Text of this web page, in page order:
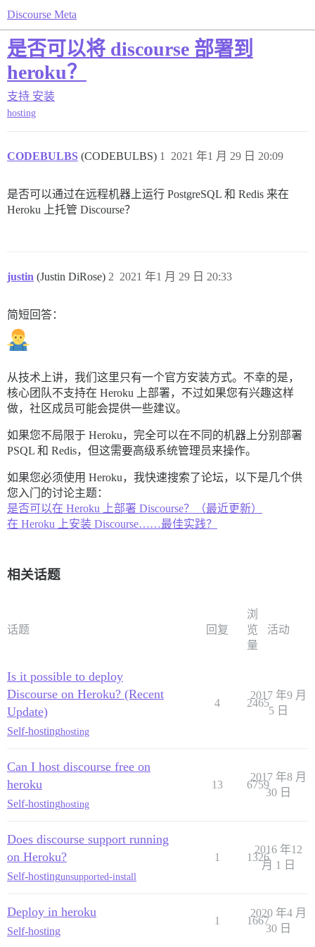
Discourse Meta
是否可以将 discourse 部署到
heroku？
支持 安装
hosting
CODEBULBS (CODEBULBS) 2021 年1 月 29 日 20:09
1
是否可以通过在远程机器上运行 PostgreSQL 和 Redis 来在
Heroku 上托管 Discourse？
justin (Justin DiRose) 2021 年1 月 29 日 20:33
2
简短回答：
从技术上讲，我们这里只有一个官方安装方式。不幸的是，
核心团队不支持在 Heroku 上部署，不过如果您有兴趣这样
做，社区成员可能会提供一些建议。
如果您不局限于 Heroku，完全可以在不同的机器上分别部署
PSQL 和 Redis，但这需要高级系统管理员来操作。
如果您必须使用 Heroku，我快速搜索了论坛，以下是几个供
您入门的讨论主题：
是否可以在 Heroku 上部署 Discourse？（最近更新）
在 Heroku 上安装 Discourse……最佳实践？
相关话题
话题 回复
浏
览
量
活动
Is it possible to deploy
Discourse on Heroku? (Recent
Update)
Self-hostinghosting
4 2465
2017 年9 月
5 日
Can I host discourse free on
heroku
Self-hostinghosting
13 6759
2017 年8 月
30 日
Does discourse support running
on Heroku?
Self-hostingunsupported-install
1 1326
2016 年12
月 1 日
Deploy in heroku
Self-hosting
1 1667
2020 年4 月
30 日